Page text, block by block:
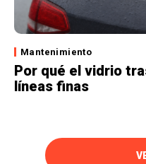
Mantenimiento
Por qué el vidrio
líneas finas